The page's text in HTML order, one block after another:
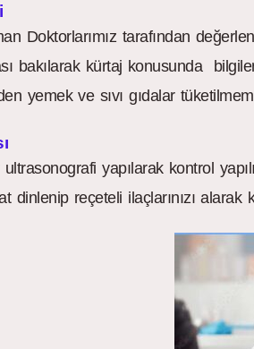
Doktorlarımız tarafından
bakılarak kürtaj konusunda
yemek ve sıvı gıdalar
yapılarak kontrol
dinlenip reçeteli ilaçlarınızı